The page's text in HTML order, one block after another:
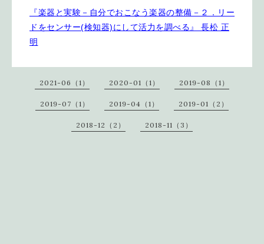
『楽器と実験－自分でおこなう楽器の整備－２．リー
ドをセンサー(検知器)にして活力を調べる』 長松 正
明
2021-06（1） 2020-01（1） 2019-08（1）
2019-07（1） 2019-04（1） 2019-01（2）
2018-12（2） 2018-11（3）